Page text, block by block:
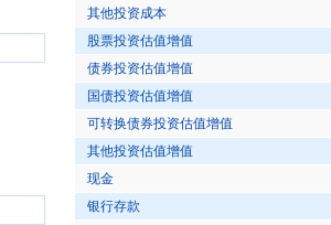
其他投资成本
股票投资估值增值
债券投资估值增值
国债投资估值增值
可转换债券投资估值增值
其他投资估值增值
现金
银行存款